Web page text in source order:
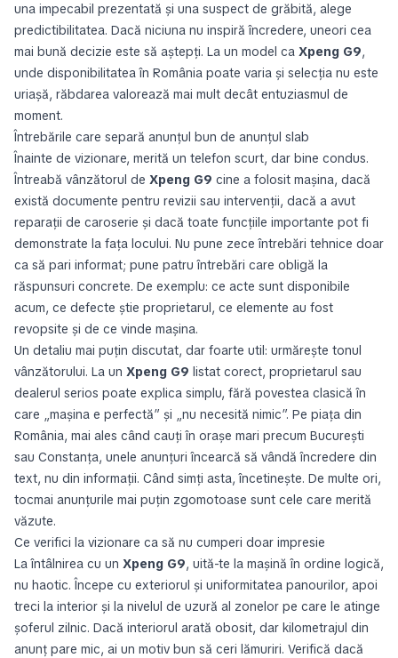
una impecabil prezentată și una suspect de grăbită, alege
predictibilitatea. Dacă niciuna nu inspiră încredere, uneori cea
mai bună decizie este să aștepți. La un model ca Xpeng G9,
unde disponibilitatea în România poate varia și selecția nu este
uriașă, răbdarea valorează mai mult decât entuziasmul de
moment.
Întrebările care separă anunțul bun de anunțul slab
Înainte de vizionare, merită un telefon scurt, dar bine condus.
Întreabă vânzătorul de Xpeng G9 cine a folosit mașina, dacă
există documente pentru revizii sau intervenții, dacă a avut
reparații de caroserie și dacă toate funcțiile importante pot fi
demonstrate la fața locului. Nu pune zece întrebări tehnice doar
ca să pari informat; pune patru întrebări care obligă la
răspunsuri concrete. De exemplu: ce acte sunt disponibile
acum, ce defecte știe proprietarul, ce elemente au fost
revopsite și de ce vinde mașina.
Un detaliu mai puțin discutat, dar foarte util: urmărește tonul
vânzătorului. La un Xpeng G9 listat corect, proprietarul sau
dealerul serios poate explica simplu, fără povestea clasică în
care „mașina e perfectă” și „nu necesită nimic”. Pe piața din
România, mai ales când cauți în orașe mari precum București
sau Constanța, unele anunțuri încearcă să vândă încredere din
text, nu din informații. Când simți asta, încetinește. De multe ori,
tocmai anunțurile mai puțin zgomotoase sunt cele care merită
văzute.
Ce verifici la vizionare ca să nu cumperi doar impresie
La întâlnirea cu un Xpeng G9, uită-te la mașină în ordine logică,
nu haotic. Începe cu exteriorul și uniformitatea panourilor, apoi
treci la interior și la nivelul de uzură al zonelor pe care le atinge
șoferul zilnic. Dacă interiorul arată obosit, dar kilometrajul din
anunț pare mic, ai un motiv bun să ceri lămuriri. Verifică dacă